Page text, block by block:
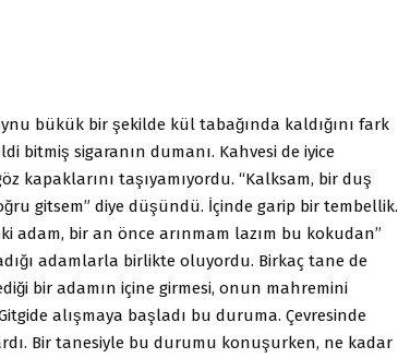
bükük bir şekilde kül tabağında kaldığını fark
bitmiş sigaranın dumanı. Kahvesi de iyice
kapaklarını taşıyamıyordu. “Kalksam, bir duş
gitsem” diye düşündü. İçinde garip bir tembellik.
adam, bir an önce arınmam lazım bu kokudan’’
adamlarla birlikte oluyordu. Birkaç tane de
bir adamın içine girmesi, onun mahremini
alışmaya başladı bu duruma. Çevresinde
Bir tanesiyle bu durumu konuşurken, ne kadar